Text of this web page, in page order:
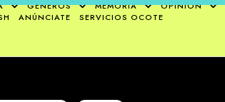
GÉNEROS MEMORIA OPINIÓN
ANÚNCIATE SERVICIOS OCOTE